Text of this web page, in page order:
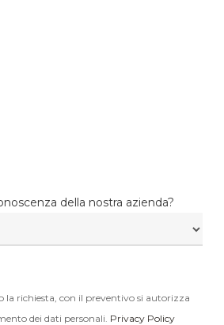
della nostra azienda?
la richiesta, con il preventivo si autorizza
dei dati personali. Privacy Policy